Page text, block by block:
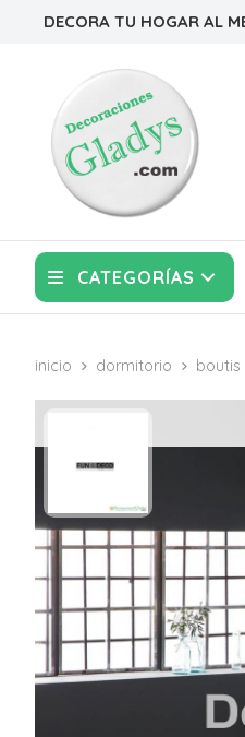
DECORA TU HOGAR AL
CATEGORÍAS
inicio dormitorio